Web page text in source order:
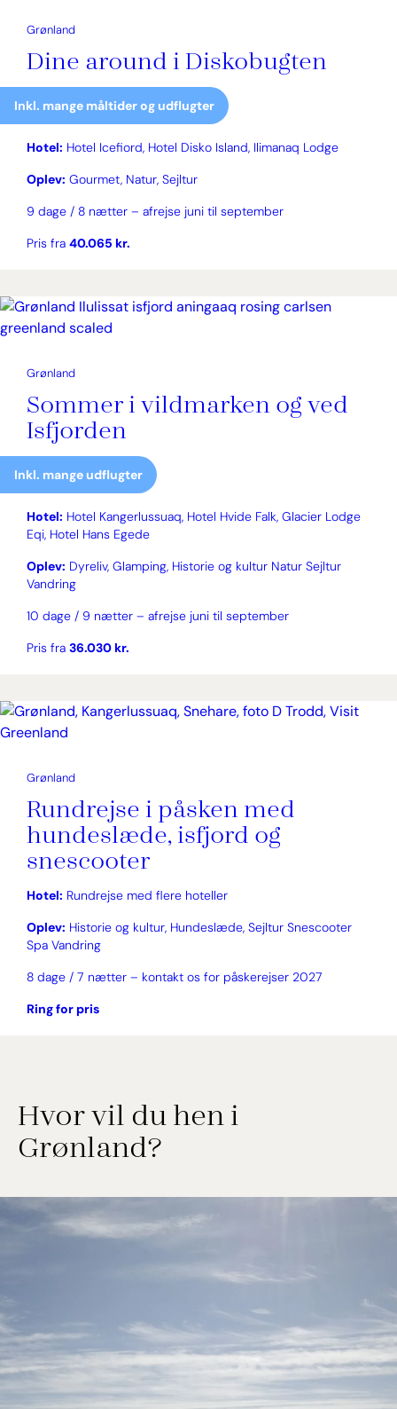
Grønland
Dine around i Diskobugten
Inkl. mange måltider og udflugter
Hotel: Hotel Icefiord, Hotel Disko Island, Ilimanaq Lodge
Oplev: Gourmet, Natur, Sejltur
9 dage / 8 nætter – afrejse juni til september
Pris fra 40.065 kr.
Grønland
Sommer i vildmarken og ved
Isfjorden
Inkl. mange udflugter
Hotel: Hotel Kangerlussuaq, Hotel Hvide Falk, Glacier Lodge
Eqi, Hotel Hans Egede
Oplev: Dyreliv, Glamping, Historie og kultur Natur Sejltur
Vandring
10 dage / 9 nætter – afrejse juni til september
Pris fra 36.030 kr.
Grønland
Rundrejse i påsken med
hundeslæde, isfjord og
snescooter
Hotel: Rundrejse med flere hoteller
Oplev: Historie og kultur, Hundeslæde, Sejltur Snescooter
Spa Vandring
8 dage / 7 nætter – kontakt os for påskerejser 2027
Ring for pris
Hvor vil du hen i
Grønland?